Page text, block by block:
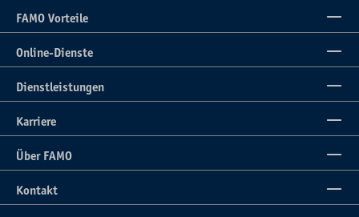
FAMO Vorteile
Online-Dienste
Dienstleistungen
Karriere
Über FAMO
Kontakt